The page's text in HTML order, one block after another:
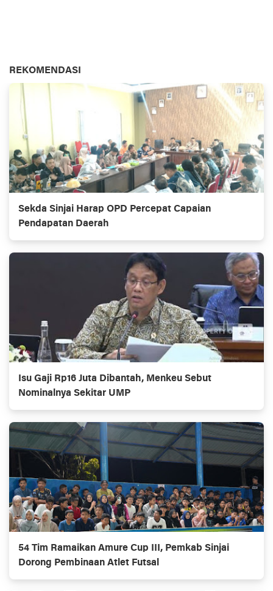
REKOMENDASI
Sekda Sinjai Harap OPD Percepat Capaian
Pendapatan Daerah
Isu Gaji Rp16 Juta Dibantah, Menkeu Sebut
Nominalnya Sekitar UMP
54 Tim Ramaikan Amure Cup III, Pemkab Sinjai
Dorong Pembinaan Atlet Futsal